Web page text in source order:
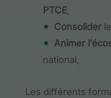
PTCE,
Consolider
Animer
national,
Les différents